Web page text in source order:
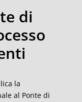
di
la
al Ponte di